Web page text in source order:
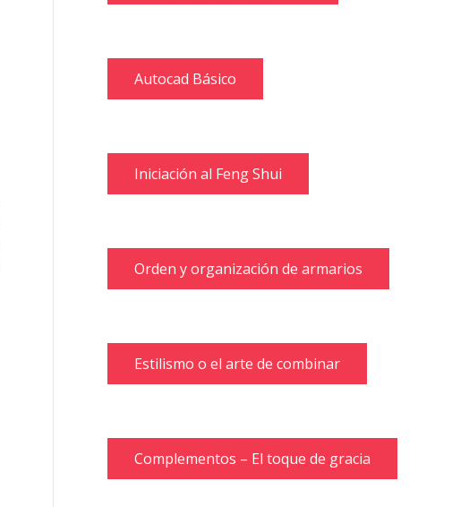
Autocad Básico
Iniciación al Feng Shui
Orden y organización de armarios
Estilismo o el arte de combinar
Complementos – El toque de gracia